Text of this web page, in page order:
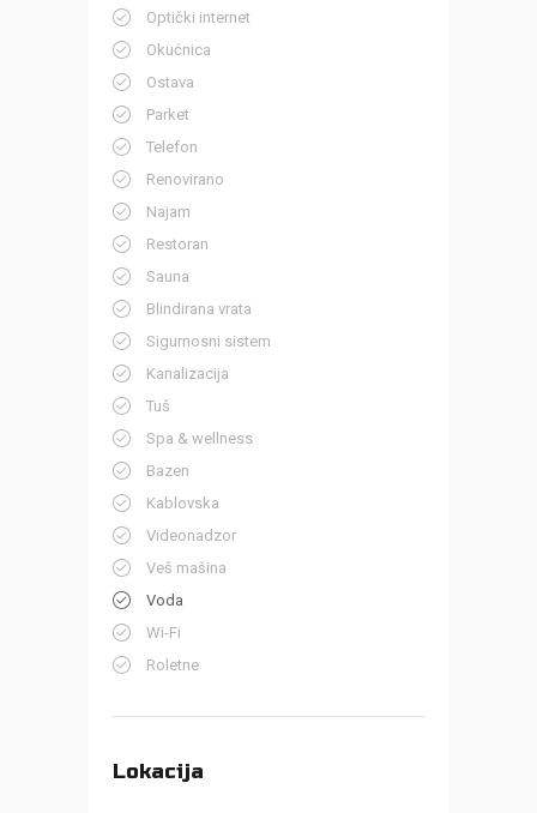
Optički internet
Okućnica
Ostava
Parket
Telefon
Renovirano
Najam
Restoran
Sauna
Blindirana vrata
Sigurnosni sistem
Kanalizacija
Tuš
Spa & wellness
Bazen
Kablovska
Videonadzor
Veš mašina
Voda
Wi-Fi
Roletne
Lokacija